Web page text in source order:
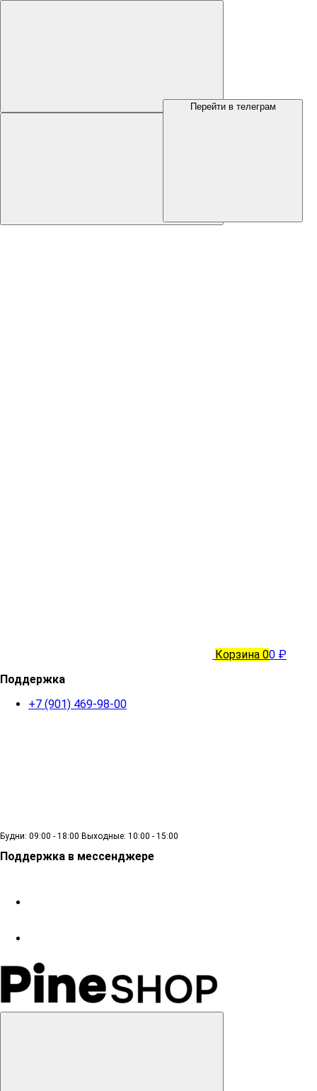
Корзина 00 ₽
Поддержка
+7 (901) 469-98-00
Будни: 09:00 - 18:00 Выходные: 10:00 - 15:00
Поддержка в мессенджере